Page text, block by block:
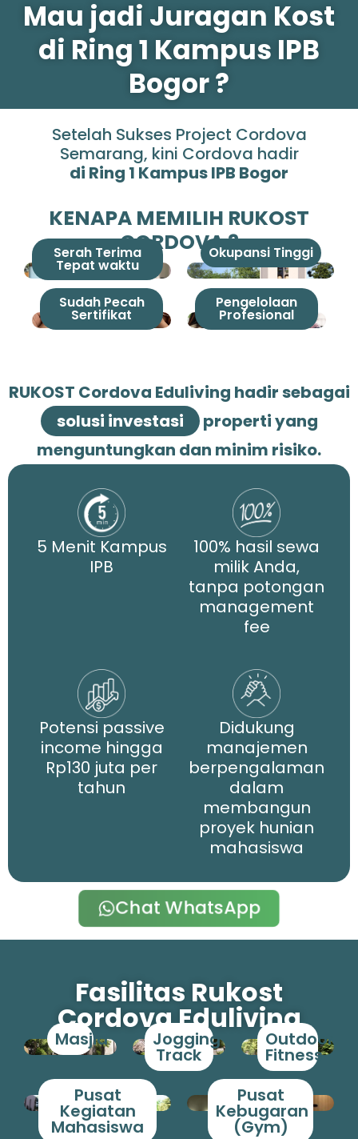
Mau jadi Juragan Kost
di Ring 1 Kampus IPB
Bogor ?
Setelah Sukses Project Cordova
Semarang, kini Cordova hadir
di Ring 1 Kampus IPB Bogor
KENAPA MEMILIH RUKOST
CORDOVA ?
Serah Terima
Tepat waktu
Okupansi Tinggi
Sudah Pecah
Sertifikat
Pengelolaan
Profesional
RUKOST Cordova Eduliving hadir sebagai
solusi investasi
properti yang
menguntungkan dan minim risiko.
5 Menit Kampus
IPB
100% hasil sewa
milik Anda,
tanpa potongan
management
fee
Potensi passive
income hingga
Rp130 juta per
tahun
Didukung
manajemen
berpengalaman
dalam
membangun
proyek hunian
mahasiswa
Chat WhatsApp
Fasilitas Rukost
Cordova Eduliving
Masjid Jogging
Track
Outdoor
Fitness
Pusat
Kegiatan
Mahasiswa
Pusat
Kebugaran
(Gym)